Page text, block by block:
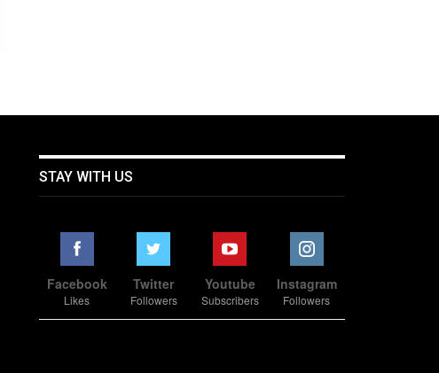
STAY WITH US
Facebook
Likes
Twitter
Followers
Youtube
Subscribers
Instagram
Followers